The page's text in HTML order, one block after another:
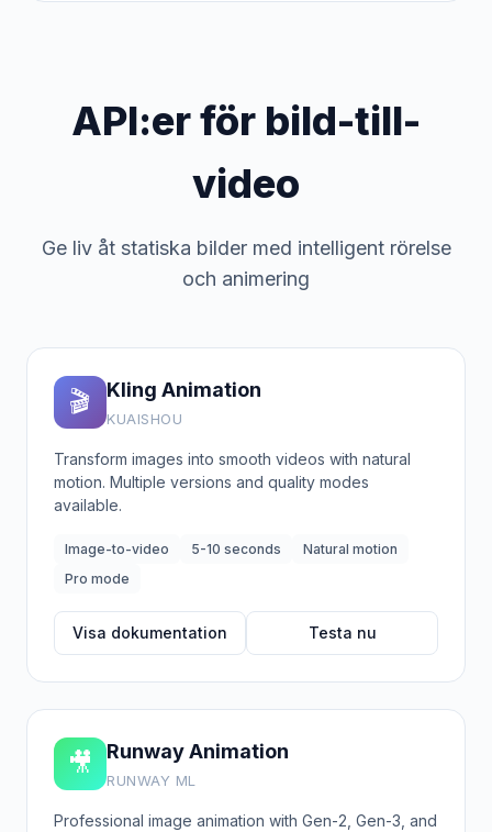
API:er för bild-till-
video
Ge liv åt statiska bilder med intelligent rörelse
och animering
🎬 Kling Animation
KUAISHOU
Transform images into smooth videos with natural
motion. Multiple versions and quality modes
available.
Image-to-video 5-10 seconds
Natural motion
Pro mode
Visa dokumentation Testa nu
🎥 Runway Animation
RUNWAY ML
Professional image animation with Gen-2, Gen-3, and